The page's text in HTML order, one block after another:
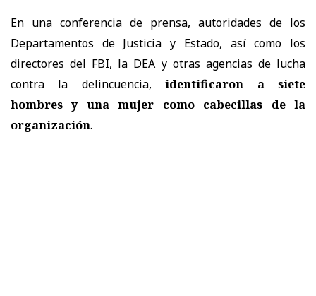
En una conferencia de prensa, autoridades de los
Departamentos de Justicia y Estado, así como los
directores del FBI, la DEA y otras agencias de lucha
contra la delincuencia,identificaron a siete
hombres y una mujer como cabecillas de la
organización.